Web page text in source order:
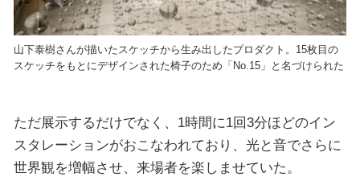
山下泰樹さんが描いたスケッチから生み出したプロダクト。15枚目の
スケッチをもとにデザインされた椅子のため「No.15」と名づけられた
ただ展示するだけでなく、1時間に1回3分ほどのイン
スタレーションがおこなわれており、光と音でさらに
世界観を増幅させ、来場者を楽しませていた。